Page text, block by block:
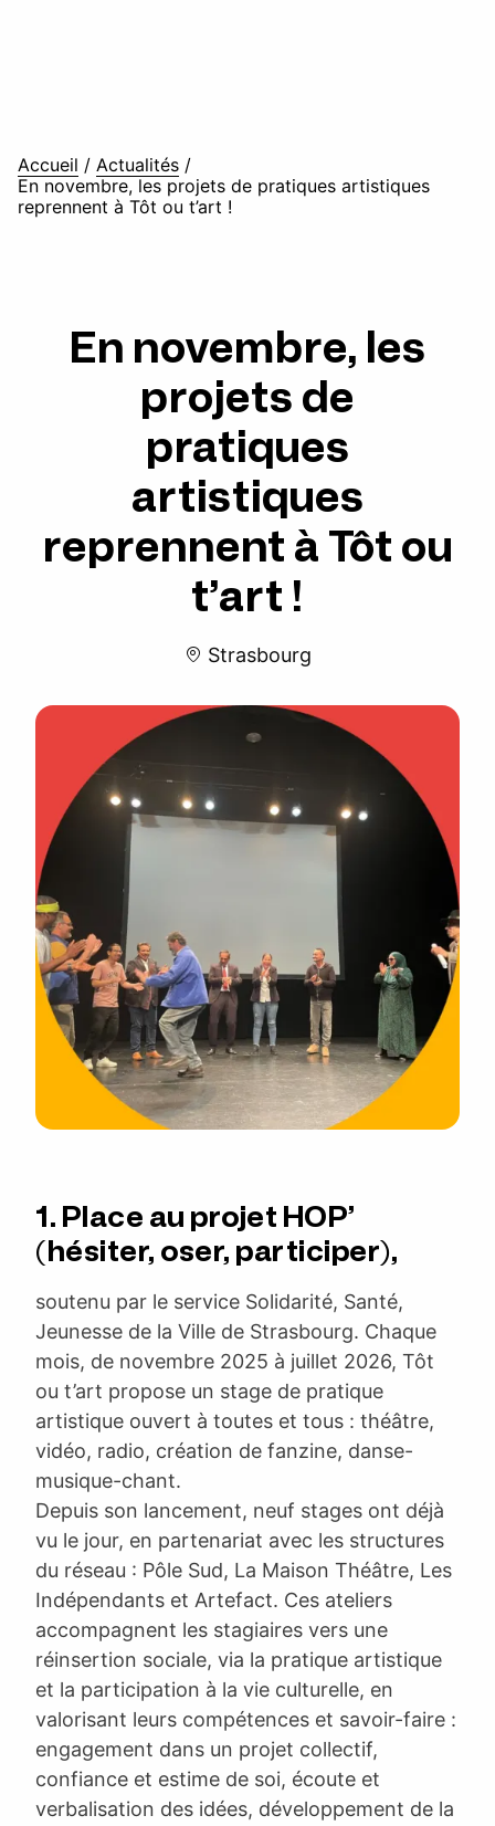
Accueil / Actualités /
En novembre, les projets de pratiques artistiques
reprennent à Tôt ou t’art !
En novembre, les
projets de
pratiques
artistiques
reprennent à Tôt ou
t’art !
Strasbourg
1. Place au projet HOP’
(hésiter, oser, participer),
soutenu par le service Solidarité, Santé,
Jeunesse de la Ville de Strasbourg. Chaque
mois, de novembre 2025 à juillet 2026, Tôt
ou t’art propose un stage de pratique
artistique ouvert à toutes et tous : théâtre,
vidéo, radio, création de fanzine, danse-
musique-chant.
Depuis son lancement, neuf stages ont déjà
vu le jour, en partenariat avec les structures
du réseau : Pôle Sud, La Maison Théâtre, Les
Indépendants et Artefact. Ces ateliers
accompagnent les stagiaires vers une
réinsertion sociale, via la pratique artistique
et la participation à la vie culturelle, en
valorisant leurs compétences et savoir-faire :
engagement dans un projet collectif,
confiance et estime de soi, écoute et
verbalisation des idées, développement de la